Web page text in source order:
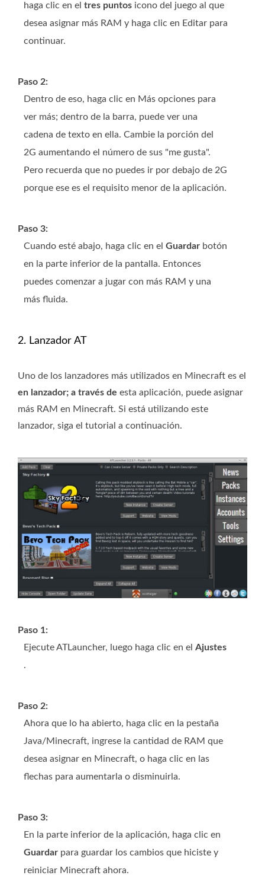
haga clic en el tres puntos icono del juego al que
desea asignar más RAM y haga clic en Editar para
continuar.
Paso 2:
Dentro de eso, haga clic en Más opciones para
ver más; dentro de la barra, puede ver una
cadena de texto en ella. Cambie la porción del
2G aumentando el número de sus "me gusta".
Pero recuerda que no puedes ir por debajo de 2G
porque ese es el requisito menor de la aplicación.
Paso 3:
Cuando esté abajo, haga clic en el Guardar botón
en la parte inferior de la pantalla. Entonces
puedes comenzar a jugar con más RAM y una
más fluida.
2. Lanzador AT
Uno de los lanzadores más utilizados en Minecraft es el
en lanzador; a través de esta aplicación, puede asignar
más RAM en Minecraft. Si está utilizando este
lanzador, siga el tutorial a continuación.
Paso 1:
Ejecute ATLauncher, luego haga clic en el Ajustes
.
Paso 2:
Ahora que lo ha abierto, haga clic en la pestaña
Java/Minecraft, ingrese la cantidad de RAM que
desea asignar en Minecraft, o haga clic en las
flechas para aumentarla o disminuirla.
Paso 3:
En la parte inferior de la aplicación, haga clic en
Guardar para guardar los cambios que hiciste y
reiniciar Minecraft ahora.